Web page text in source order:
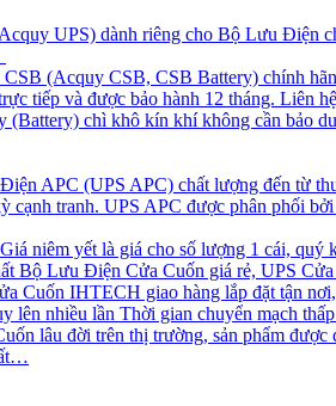
UPS) dành riêng cho Bộ Lưu Điện
(Acquy CSB, CSB Battery) chính
tiếp và được bảo hành 12 tháng. Liên
(Battery) chì khô kín khí không cần bảo
APC (UPS APC) chất lượng đến từ
cạnh tranh. UPS APC được phân phối
Giá niêm yết là giá cho số lượng 1 cái, quý
Bộ Lưu Điện Cửa Cuốn giá rẻ, UPS
Cuốn IHTECH giao hàng lắp đặt tận
lên nhiều lần Thời gian chuyển mạch
lâu đời trên thị trường, sản phẩm